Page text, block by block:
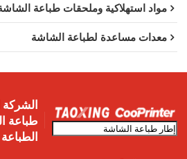
مواد استهلاكية وملحقات طباعة
معدات مساعدة لطباعة الشاشة
الشركة
طباعة